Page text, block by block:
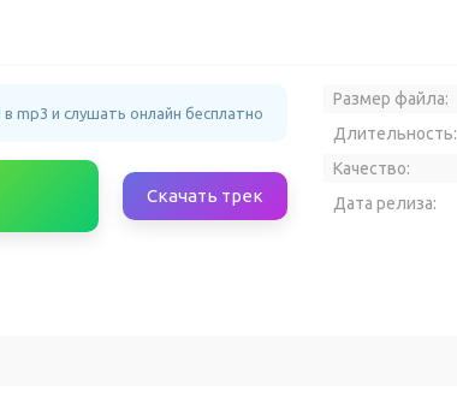
в mp3 и слушать онлайн бесплатно
Скачать трек
Размер файла:
Длительность:
Качество:
Дата релиза: